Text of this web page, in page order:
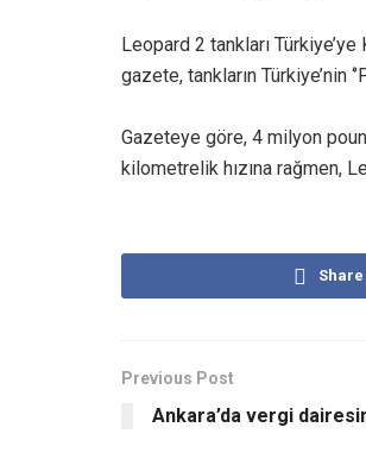
Leopard 2 tankları Türkiye’ye
gazete, tankların Türkiye’nin
Gazeteye göre, 4 milyon
kilometrelik hızına rağmen,
Share
Previous Post
Ankara’da vergi